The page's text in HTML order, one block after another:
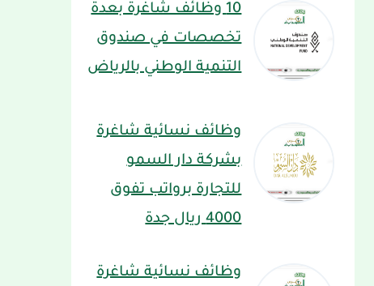
10 وظائف شاغرة بعدة
تخصصات في صندوق
التنمية الوطني بالرياض
وظائف نسائية شاغرة
بشركة دار السمو
للتجارة برواتب تفوق
4000 ريال جدة
وظائف نسائية شاغرة